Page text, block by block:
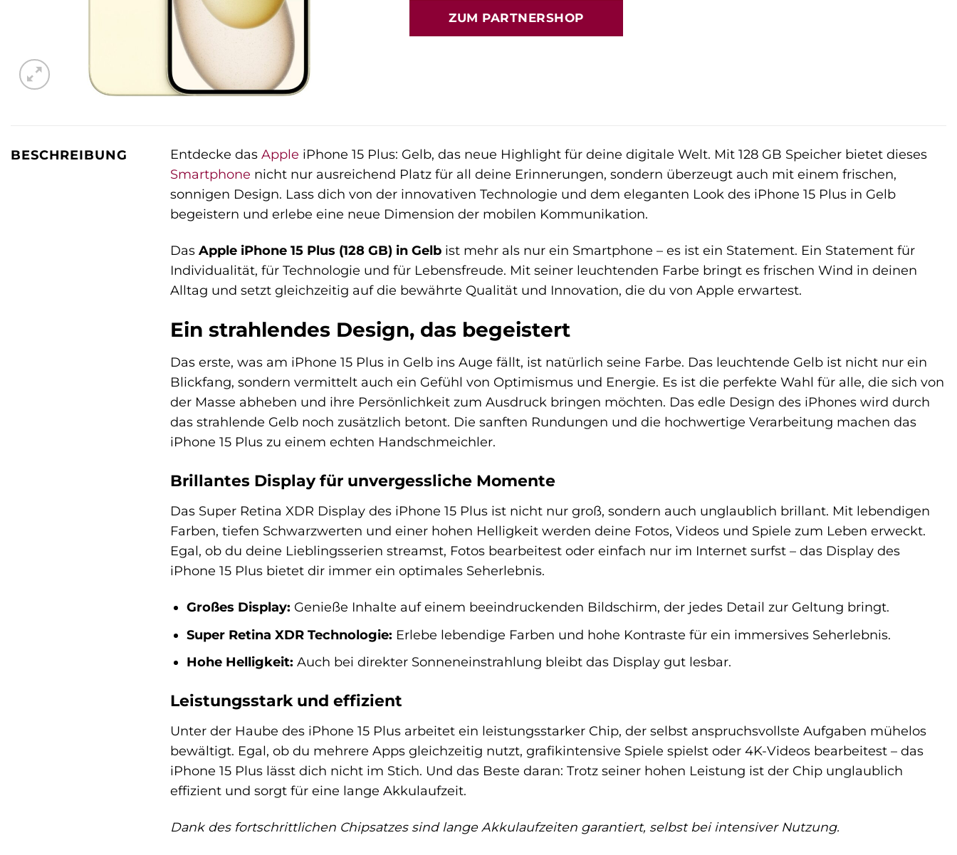
ZUM PARTNERSHOP
BESCHREIBUNG Entdecke das Apple iPhone 15 Plus: Gelb, das neue Highlight für deine digitale Welt. Mit 128 GB Speicher bietet dieses
Smartphone nicht nur ausreichend Platz für all deine Erinnerungen, sondern überzeugt auch mit einem frischen,
sonnigen Design. Lass dich von der innovativen Technologie und dem eleganten Look des iPhone 15 Plus in Gelb
begeistern und erlebe eine neue Dimension der mobilen Kommunikation.
Das Apple iPhone 15 Plus (128 GB) in Gelb ist mehr als nur ein Smartphone – es ist ein Statement. Ein Statement für
Individualität, für Technologie und für Lebensfreude. Mit seiner leuchtenden Farbe bringt es frischen Wind in deinen
Alltag und setzt gleichzeitig auf die bewährte Qualität und Innovation, die du von Apple erwartest.
Ein strahlendes Design, das begeistert
Das erste, was am iPhone 15 Plus in Gelb ins Auge fällt, ist natürlich seine Farbe. Das leuchtende Gelb ist nicht nur ein
Blickfang, sondern vermittelt auch ein Gefühl von Optimismus und Energie. Es ist die perfekte Wahl für alle, die sich von
der Masse abheben und ihre Persönlichkeit zum Ausdruck bringen möchten. Das edle Design des iPhones wird durch
das strahlende Gelb noch zusätzlich betont. Die sanften Rundungen und die hochwertige Verarbeitung machen das
iPhone 15 Plus zu einem echten Handschmeichler.
Brillantes Display für unvergessliche Momente
Das Super Retina XDR Display des iPhone 15 Plus ist nicht nur groß, sondern auch unglaublich brillant. Mit lebendigen
Farben, tiefen Schwarzwerten und einer hohen Helligkeit werden deine Fotos, Videos und Spiele zum Leben erweckt.
Egal, ob du deine Lieblingsserien streamst, Fotos bearbeitest oder einfach nur im Internet surfst – das Display des
iPhone 15 Plus bietet dir immer ein optimales Seherlebnis.
Großes Display: Genieße Inhalte auf einem beeindruckenden Bildschirm, der jedes Detail zur Geltung bringt.
Super Retina XDR Technologie: Erlebe lebendige Farben und hohe Kontraste für ein immersives Seherlebnis.
Hohe Helligkeit: Auch bei direkter Sonneneinstrahlung bleibt das Display gut lesbar.
Leistungsstark und effizient
Unter der Haube des iPhone 15 Plus arbeitet ein leistungsstarker Chip, der selbst anspruchsvollste Aufgaben mühelos
bewältigt. Egal, ob du mehrere Apps gleichzeitig nutzt, grafikintensive Spiele spielst oder 4K-Videos bearbeitest – das
iPhone 15 Plus lässt dich nicht im Stich. Und das Beste daran: Trotz seiner hohen Leistung ist der Chip unglaublich
effizient und sorgt für eine lange Akkulaufzeit.
Dank des fortschrittlichen Chipsatzes sind lange Akkulaufzeiten garantiert, selbst bei intensiver Nutzung.